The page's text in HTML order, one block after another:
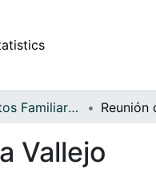
APFFVC - Fotos Familiares - Patrimonial
Vallejo